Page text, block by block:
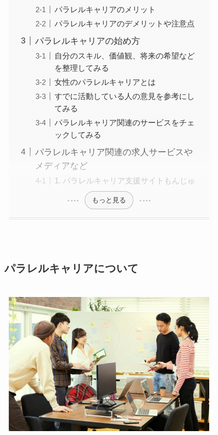
パラレルキャリアのメリット
パラレルキャリアのデメリットや注意点
パラレルキャリアの始め方
自分のスキル、価値観、将来の希望など
を整理してみる
女性のパラレルキャリアとは
すでに活動している人の意見を参考にし
てみる
パラレルキャリア関連のサービスをチェ
ックしてみる
パラレルキャリア関連の求人サービスや
メディアなど
1. パラレルキャリア支援サイトもんじゅ
もっと見る
パラレルキャリアについて